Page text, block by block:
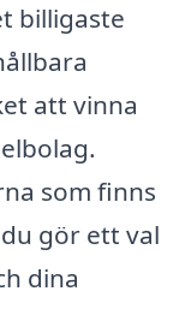
billigaste
att vinna
som finns
gör ett val
dina